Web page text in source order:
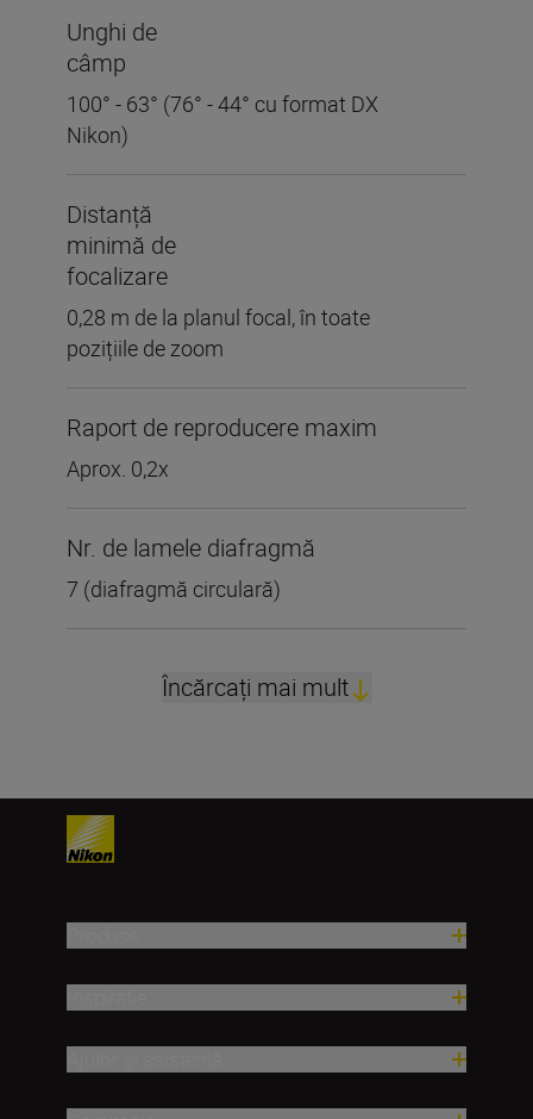
Unghi de
câmp
100° - 63° (76° - 44° cu format DX
Nikon)
Distanță
minimă de
focalizare
0,28 m de la planul focal, în toate
pozițiile de zoom
Raport de reproducere maxim
Aprox. 0,2x
Nr. de lamele diafragmă
7 (diafragmă circulară)
Încărcați mai mult